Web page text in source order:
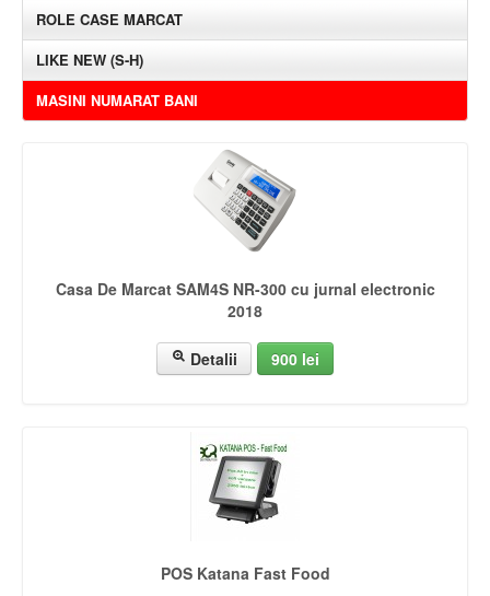
ROLE CASE MARCAT
LIKE NEW (S-H)
MASINI NUMARAT BANI
Casa De Marcat SAM4S NR-300 cu jurnal electronic
2018
Detalii 900 lei
POS Katana Fast Food